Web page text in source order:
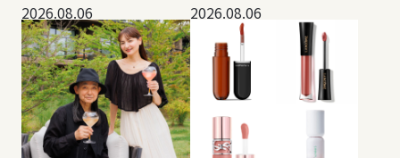
2026.08.06 2026.08.06